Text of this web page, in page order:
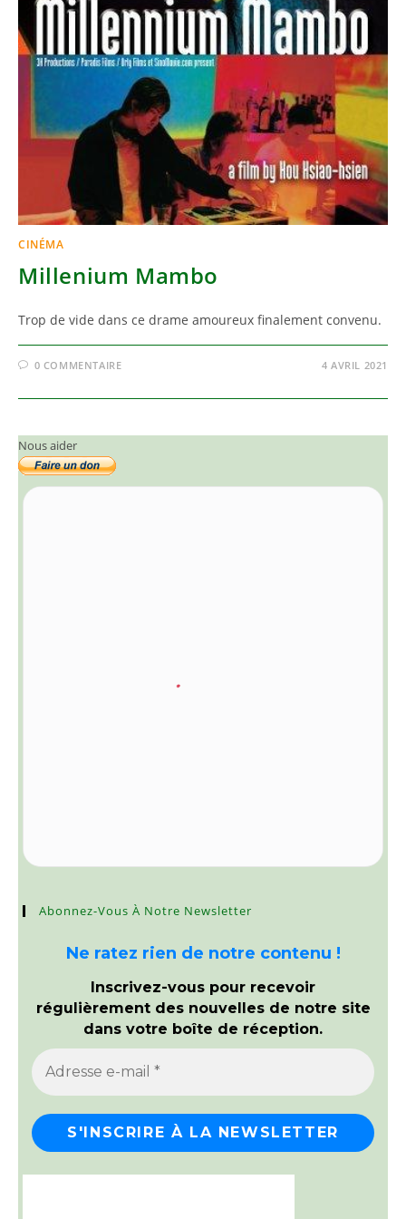
CINÉMA
Millenium Mambo
Trop de vide dans ce drame amoureux finalement convenu.
0 COMMENTAIRE 4 AVRIL 2021
Nous aider
Abonnez-Vous À Notre Newsletter
Ne ratez rien de notre contenu !
Inscrivez-vous pour recevoir
régulièrement des nouvelles de notre site
dans votre boîte de réception.